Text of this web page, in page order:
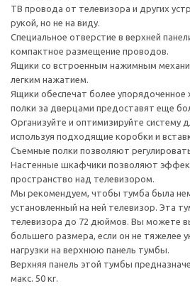
ТВ провода от телевизора и других
рукой, но не на виду.
Специальное отверстие в верхней
компактное размещение проводов.
Ящики со встроенным нажимным
легким нажатием.
Ящики обеспечат более упорядоченное
полки за дверцами предоставят еще
Организуйте и оптимизируйте систему
используя подходящие коробки и
Съемные полки позволяют
Настенные шкафчики позволяют
пространство над телевизором.
Мы рекомендуем, чтобы тумба была
установленный на ней телевизор. Эта
телевизора до 72 дюймов. Вы можете
большего размера, если он не тяжелее
нагрузки на верхнюю панель тумбы.
Верхняя панель этой тумбы
макс. 50 кг.